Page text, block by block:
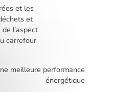
et les
et
l’aspect
carrefour
meilleure performance
énergétique